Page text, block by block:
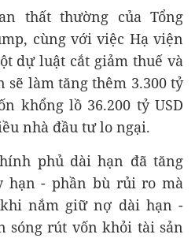
thất thường của Tổng
cùng với việc Hạ viện
dự luật cắt giảm thuế và
làm tăng thêm 3.300 tỷ
khổng lồ 36.200 tỷ USD
nhà đầu tư lo ngại.
phủ dài hạn đã tăng
hạn - phần bù rủi ro mà
nắm giữ nợ dài hạn -
sóng rút vốn khỏi tài sản